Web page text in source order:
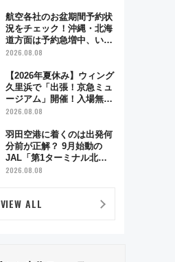
航空各社のお盆期間予約状
況をチェック！沖縄・北海
道方面は予約急増中、いま
から狙うべき日は？
2026.08.08
【2026年夏休み】ウィング
久里浜で「出張！京急ミュ
ージアム」開催！入場無料
でスタンプラリーや子ども
2026.08.08
羽田空港に着くのは出発何
分前が正解？ 9月始動の
JAL「第1ターミナル北側
サテライト」は徒歩1キロ
2026.08.08
VIEW ALL